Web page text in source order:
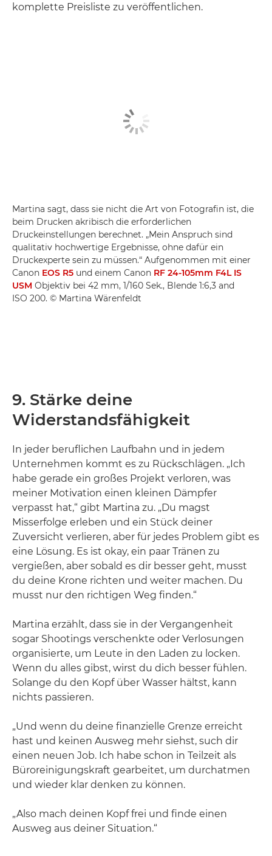
komplette Preisliste zu veröffentlichen.
Martina sagt, dass sie nicht die Art von Fotografin ist, die
beim Drucken akribisch die erforderlichen
Druckeinstellungen berechnet. „Mein Anspruch sind
qualitativ hochwertige Ergebnisse, ohne dafür ein
Druckexperte sein zu müssen.“ Aufgenommen mit einer
Canon EOS R5 und einem Canon RF 24-105mm F4L IS
USM Objektiv bei 42 mm, 1/160 Sek., Blende 1:6,3 and
ISO 200. © Martina Wärenfeldt
9. Stärke deine
Widerstandsfähigkeit
In jeder beruflichen Laufbahn und in jedem
Unternehmen kommt es zu Rückschlägen. „Ich
habe gerade ein großes Projekt verloren, was
meiner Motivation einen kleinen Dämpfer
verpasst hat,“ gibt Martina zu. „Du magst
Misserfolge erleben und ein Stück deiner
Zuversicht verlieren, aber für jedes Problem gibt es
eine Lösung. Es ist okay, ein paar Tränen zu
vergießen, aber sobald es dir besser geht, musst
du deine Krone richten und weiter machen. Du
musst nur den richtigen Weg finden.“
Martina erzählt, dass sie in der Vergangenheit
sogar Shootings verschenkte oder Verlosungen
organisierte, um Leute in den Laden zu locken.
Wenn du alles gibst, wirst du dich besser fühlen.
Solange du den Kopf über Wasser hältst, kann
nichts passieren.
„Und wenn du deine finanzielle Grenze erreicht
hast und keinen Ausweg mehr siehst, such dir
einen neuen Job. Ich habe schon in Teilzeit als
Büroreinigungskraft gearbeitet, um durchatmen
und wieder klar denken zu können.
„Also mach deinen Kopf frei und finde einen
Ausweg aus deiner Situation.“